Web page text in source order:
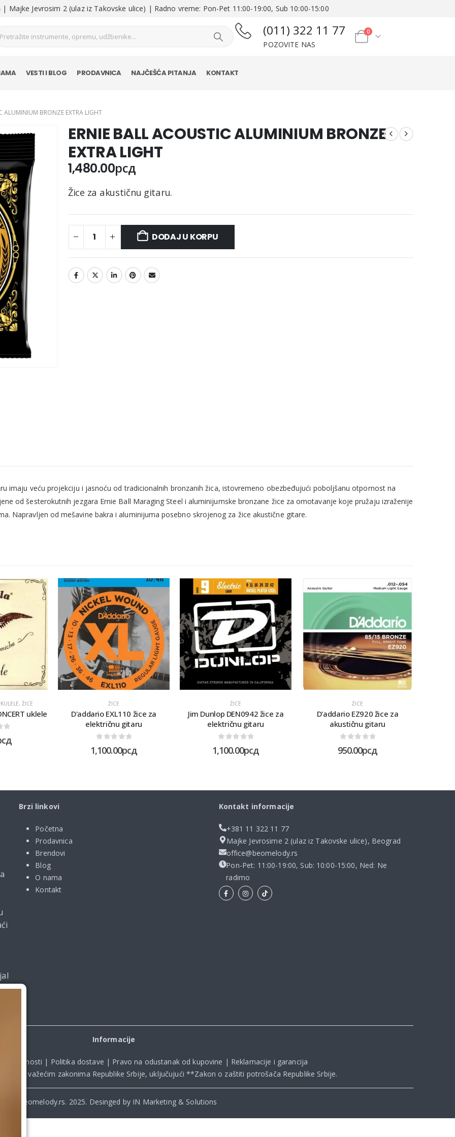
Majke Jevrosim 2 (ulaz iz Takovske ulice) | Radno vreme: Pon-Pet 11:00-19:00, Sub 10:00-15:00
(011) 322 11 77
POZOVITE NAS
0
VESTI I BLOG PRODAVNICA NAJČEŠĆA PITANJA KONTAKT
ALUMINIUM BRONZE EXTRA LIGHT
ERNIE BALL ACOUSTIC ALUMINIUM BRONZE
EXTRA LIGHT
1,480.00рсд
Žice za akustičnu gitaru.
DODAJ U KORPU
imaju veću projekciju i jasnoću od tradicionalnih bronzanih žica, istovremeno obezbeđujući poboljšanu otpornost na
od šesterokutnih jezgara Ernie Ball Maraging Steel i aluminijumske bronzane žice za omotavanje koje pružaju izraženije
Napravljen od mešavine bakra i aluminijuma posebno skrojenog za žice akustične gitare.
, ŽICE
uklele
ŽICE
D'addario EXL110 žice za
električnu gitaru
1,100.00рсд
ŽICE
Jim Dunlop DEN0942 žice za
električnu gitaru
1,100.00рсд
ŽICE
D'addario EZ920 žice za
akustičnu gitaru
950.00рсд
Brzi linkovi
Početna
Prodavnica
Brendovi
Blog
O nama
Kontakt
Kontakt informacije
+381 11 322 11 77
Majke Jevrosime 2 (ulaz iz Takovske ulice), Beograd
office@beomelody.rs
Pon-Pet: 11:00-19:00, Sub: 10:00-15:00, Ned: Ne
radimo
sa važećim zakonima Republike Srbije, uključujući **Zakon o zaštiti potrošača Republike Srbije.
Informacije
privatnosti | Politika dostave | Pravo na odustanak od kupovine | Reklamacije i garancija
© Beomelody.rs. 2025. Desinged by IN Marketing & Solutions